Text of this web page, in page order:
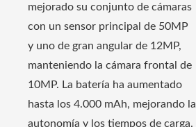
mejorado su conjunto de cámaras
con un sensor principal de 50MP
y uno de gran angular de 12MP,
manteniendo la cámara frontal de
10MP. La batería ha aumentado
hasta los 4.000 mAh, mejorando la
autonomía y los tiempos de carga.